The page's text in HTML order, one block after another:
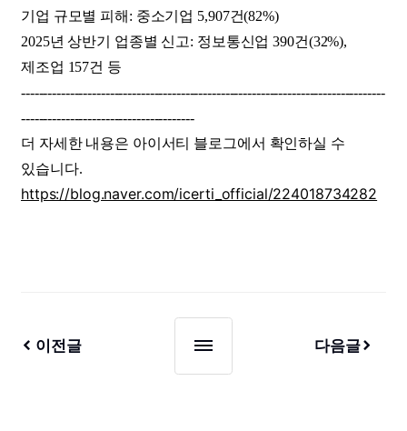
기업 규모별 피해: 중소기업 5,907건(82%)
2025년 상반기 업종별 신고: 정보통신업 390건(32%),
제조업 157건 등
----------------------------------------------------------------------------------
---------------------------------------
더 자세한 내용은 아이서티 블로그에서 확인하실 수
있습니다.
https://blog.naver.com/icerti_official/224018734282
이전글 다음글